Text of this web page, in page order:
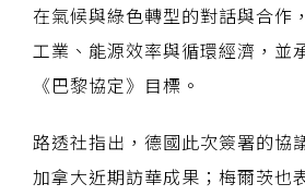
在氣候與綠色轉型的對話與合作
工業、能源效率與循環經濟，並
《巴黎協定》目標。
路透社指出，德國此次簽署的協
加拿大近期訪華成果；梅爾茨也